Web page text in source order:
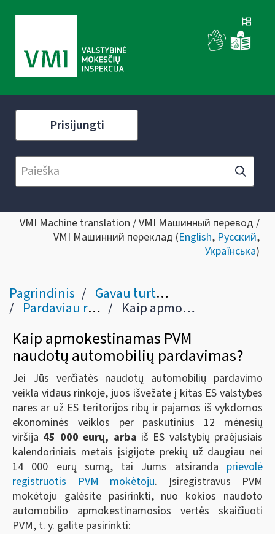
Prisijungti
VMI Machine translation / VMI Машинный перевод /
VMI Машинний переклад (English, Русский,
Українська)
Pagrindinis Gavau turto pardavimo / nuomos pajamų
Pardaviau registruotiną kilnojamąjį turtą Kaip apmokestinamas PVM naudotų automobilių pardavimas?
Kaip apmokestinamas PVM
naudotų automobilių pardavimas?
Jei Jūs verčiatės naudotų automobilių pardavimo
veikla vidaus rinkoje, juos išvežate į kitas ES valstybes
nares ar už ES teritorijos ribų ir pajamos iš vykdomos
ekonominės veiklos per paskutinius 12 mėnesių
viršija 45 000 eurų, arba iš ES valstybių praėjusiais
kalendoriniais metais įsigijote prekių už daugiau nei
14 000 eurų sumą, tai Jums atsiranda prievolė
registruotis PVM mokėtoju. Įsiregistravus PVM
mokėtoju galėsite pasirinkti, nuo kokios naudoto
automobilio apmokestinamosios vertės skaičiuoti
PVM, t. y. galite pasirinkti: